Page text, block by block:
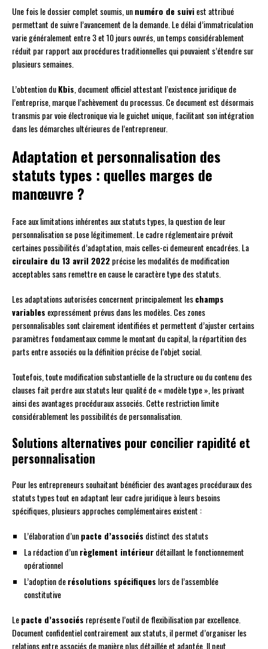
Une fois le dossier complet soumis, unnuméro de suiviest attribué
permettant de suivre l’avancement de la demande. Le délai d’immatriculation
varie généralement entre 3 et 10 jours ouvrés, un temps considérablement
réduit par rapport aux procédures traditionnelles qui pouvaient s’étendre sur
plusieurs semaines.
L’obtention duKbis, document officiel attestant l’existence juridique de
l’entreprise, marque l’achèvement du processus. Ce document est désormais
transmis par voie électronique via le guichet unique, facilitant son intégration
dans les démarches ultérieures de l’entrepreneur.
Adaptation et personnalisation des
statuts types : quelles marges de
manœuvre ?
Face aux limitations inhérentes aux statuts types, la question de leur
personnalisation se pose légitimement. Le cadre réglementaire prévoit
certaines possibilités d’adaptation, mais celles-ci demeurent encadrées. La
circulaire du 13 avril 2022précise les modalités de modification
acceptables sans remettre en cause le caractère type des statuts.
Les adaptations autorisées concernent principalement leschamps
variables expressément prévus dans les modèles. Ces zones
personnalisables sont clairement identifiées et permettent d’ajuster certains
paramètres fondamentaux comme le montant du capital, la répartition des
parts entre associés ou la définition précise de l’objet social.
Toutefois, toute modification substantielle de la structure ou du contenu des
clauses fait perdre aux statuts leur qualité de « modèle type », les privant
ainsi des avantages procéduraux associés. Cette restriction limite
considérablement les possibilités de personnalisation.
Solutions alternatives pour concilier rapidité et
personnalisation
Pour les entrepreneurs souhaitant bénéficier des avantages procéduraux des
statuts types tout en adaptant leur cadre juridique à leurs besoins
spécifiques, plusieurs approches complémentaires existent :
L’élaboration d’unpacte d’associés distinct des statuts
La rédaction d’unrèglement intérieurdétaillant le fonctionnement
opérationnel
L’adoption derésolutions spécifiques lors de l’assemblée
constitutive
Lepacte d’associés représente l’outil de flexibilisation par excellence.
Document confidentiel contrairement aux statuts, il permet d’organiser les
relations entre associés de manière plus détaillée et adaptée. Il peut